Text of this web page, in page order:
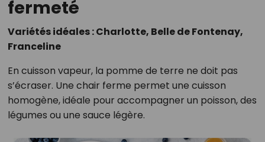
fermeté
Variétés idéales : Charlotte, Belle de Fontenay,
Franceline
En cuisson vapeur, la pomme de terre ne doit pas
s’écraser. Une chair ferme permet une cuisson
homogène, idéale pour accompagner un poisson, des
légumes ou une sauce légère.